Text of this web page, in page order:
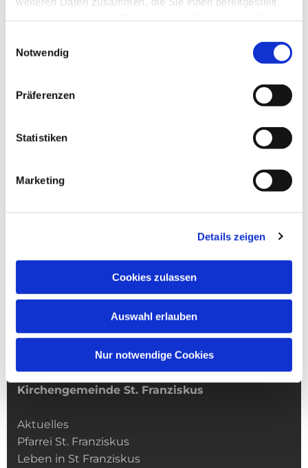
Notwendig
Präferenzen
Statistiken
Marketing
Details zeigen
Cookies zulassen
Auswahl erlauben
Nur notwendige Cookies
Kirchengemeinde­­ St. Franziskus
Aktuelles
Pfarrei St. Franziskus
Leben in St Franziskus